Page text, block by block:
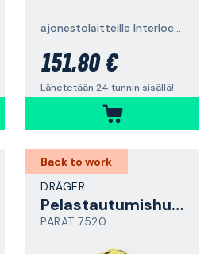
ajonestolaitteille Interlock 5000/7000/7500, 300 kpl
151,80 €
Lähetetään 24 tunnin sisällä!
Back to work
DRÄGER
Pelastautumishuppu
PARAT 7520